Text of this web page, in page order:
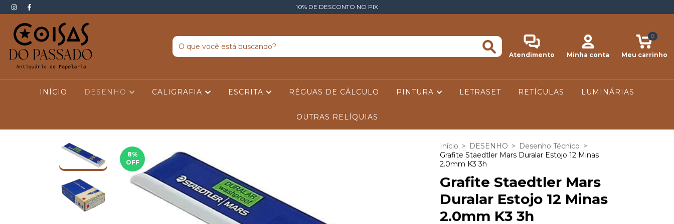
10% DE DESCONTO NO PIX
Atendimento Minha conta Meu carrinho
0
INÍCIO DESENHO CALIGRAFIA ESCRITA RÉGUAS DE CÁLCULO PINTURA LETRASET RETÍCULAS LUMINÁRIAS
OUTRAS RELÍQUIAS
8%
OFF
Início > DESENHO > Desenho Técnico >
Grafite Staedtler Mars Duralar Estojo 12 Minas
2.0mm K3 3h
Grafite Staedtler Mars
Duralar Estojo 12 Minas
2.0mm K3 3h